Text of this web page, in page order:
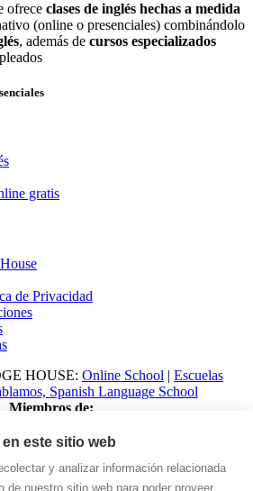
ofrece clases de inglés hechas a medida
(online o presenciales) combinándolo
, además de cursos especializados
gratis
de Privacidad
HOUSE: Online School | Escuelas
Spanish Language School
Miembros de:
este sitio web
y analizar información relacionada
de nuestro sitio web para poder proveer